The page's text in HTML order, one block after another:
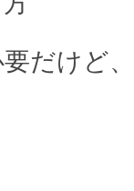
だけど